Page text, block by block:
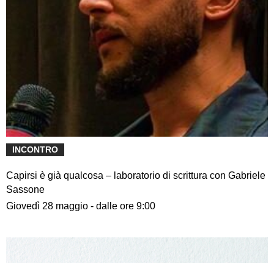
INCONTRO
Capirsi è già qualcosa – laboratorio di scrittura con Gabriele
Sassone
Giovedì 28 maggio - dalle ore 9:00